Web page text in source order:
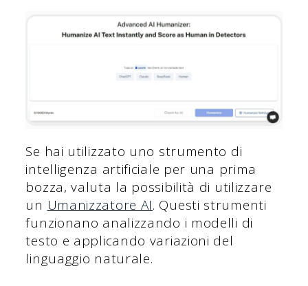
Se hai utilizzato uno strumento di
intelligenza artificiale per una prima
bozza, valuta la possibilità di utilizzare
un Umanizzatore AI. Questi strumenti
funzionano analizzando i modelli di
testo e applicando variazioni del
linguaggio naturale.